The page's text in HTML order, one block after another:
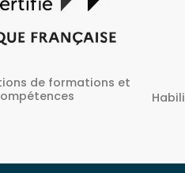
H38827/2022/SST-